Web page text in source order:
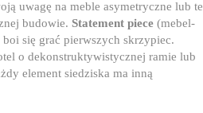
uwagę na meble asymetryczne lub te
budowie. Statement piece (mebel-
się grać pierwszych skrzypiec.
o dekonstruktywistycznej ramie lub
element siedziska ma inną